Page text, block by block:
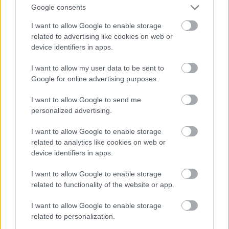
Google consents
I want to allow Google to enable storage
related to advertising like cookies on web or
device identifiers in apps.
I want to allow my user data to be sent to
Google for online advertising purposes.
I want to allow Google to send me
personalized advertising.
I want to allow Google to enable storage
related to analytics like cookies on web or
device identifiers in apps.
I want to allow Google to enable storage
related to functionality of the website or app.
I want to allow Google to enable storage
related to personalization.
Szólj hozzá!
A hozzászóláshoz be kell lépned!
VAGY